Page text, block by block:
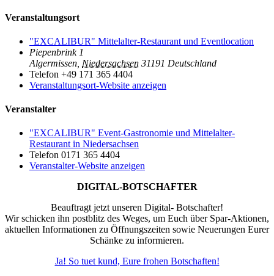
Veranstaltungsort
"EXCALIBUR" Mittelalter-Restaurant und Eventlocation
Piepenbrink 1
Algermissen Niedersachsen 31191 Deutschland
Telefon +49 171 365 4404
Veranstaltungsort-Website anzeigen
Veranstalter
"EXCALIBUR" Event-Gastronomie und Mittelalter-
Restaurant in Niedersachsen
Telefon 0171 365 4404
Veranstalter-Website anzeigen
DIGITAL-BOTSCHAFTER
Beauftragt jetzt unseren Digital- Botschafter!
Wir schicken ihn postblitz des Weges, um Euch über Spar-Aktionen,
aktuellen Informationen zu Öffnungszeiten sowie Neuerungen Eurer
Schänke zu informieren.
Ja! So tuet kund, Eure frohen Botschaften!